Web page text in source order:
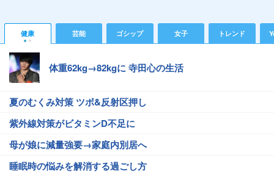
健康 芸能 ゴシップ 女子 トレンド
体重62kg→82kgに 寺田心の生活
夏のむくみ対策 ツボ&反射区押し
紫外線対策がビタミンD不足に
母が娘に減量強要→家庭内別居へ
睡眠時の悩みを解消する過ごし方